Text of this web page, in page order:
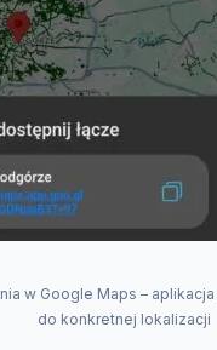
w Google Maps –
do konkretnej lokalizacji